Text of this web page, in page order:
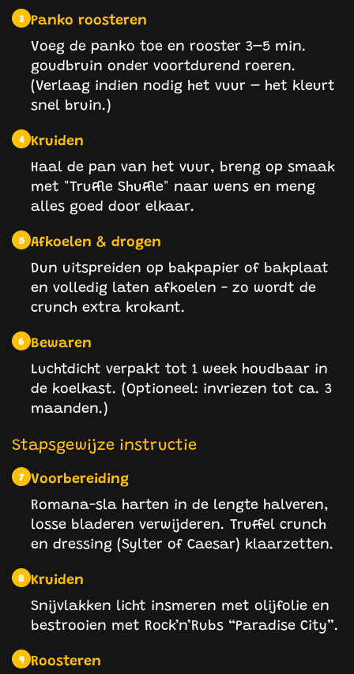
3 Panko roosteren
Voeg de panko toe en rooster 3–5 min.
goudbruin onder voortdurend roeren.
(Verlaag indien nodig het vuur – het kleurt
snel bruin.)
4 Kruiden
Haal de pan van het vuur, breng op smaak
met "Truffle Shuffle" naar wens en meng
alles goed door elkaar.
5 Afkoelen & drogen
Dun uitspreiden op bakpapier of bakplaat
en volledig laten afkoelen - zo wordt de
crunch extra krokant.
6 Bewaren
Luchtdicht verpakt tot 1 week houdbaar in
de koelkast. (Optioneel: invriezen tot ca. 3
maanden.)
Stapsgewijze instructie
7 Voorbereiding
Romana-sla harten in de lengte halveren,
losse bladeren verwijderen. Truffel crunch
en dressing (Sylter of Caesar) klaarzetten.
8 Kruiden
Snijvlakken licht insmeren met olijfolie en
bestrooien met Rock’n’Rubs “Paradise City”.
9 Roosteren